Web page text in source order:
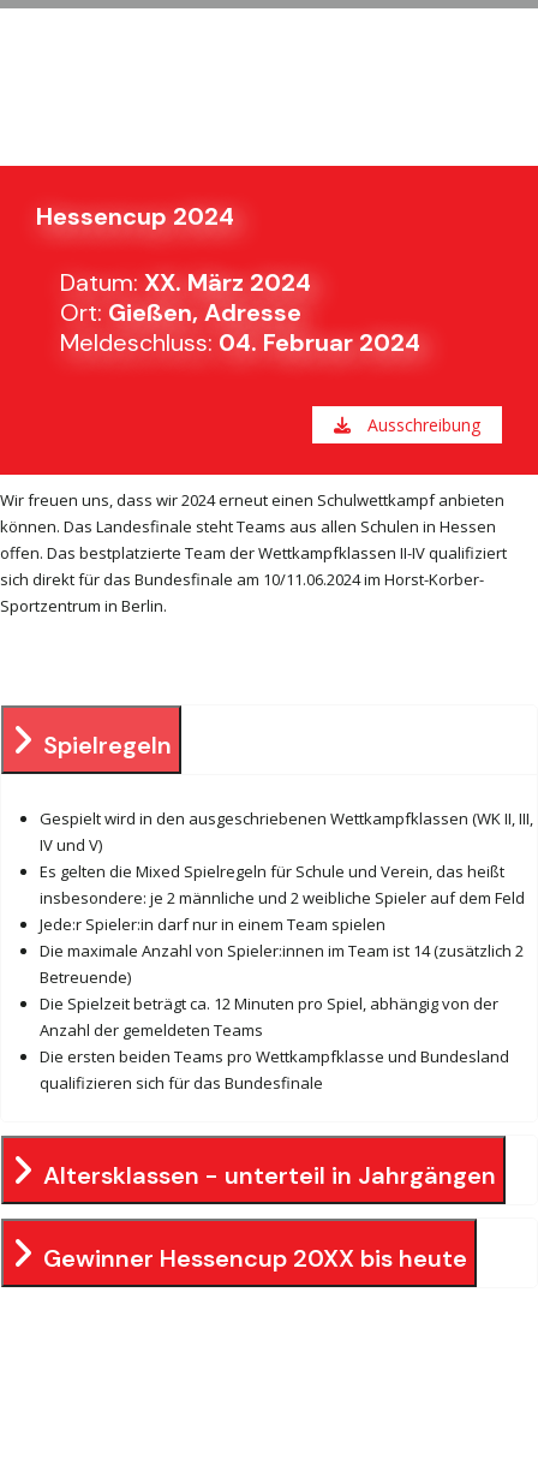
Hessencup 2024
Datum: XX. März 2024
Ort: Gießen, Adresse
Meldeschluss: 04. Februar 2024
Ausschreibung
Wir freuen uns, dass wir 2024 erneut einen Schulwettkampf anbieten
können. Das Landesfinale steht Teams aus allen Schulen in Hessen
offen. Das bestplatzierte Team der Wettkampfklassen II-IV qualifiziert
sich direkt für das Bundesfinale am 10/11.06.2024 im Horst-Korber-
Sportzentrum in Berlin.
Spielregeln
Gespielt wird in den ausgeschriebenen Wettkampfklassen (WK II, III,
IV und V)
Es gelten die Mixed Spielregeln für Schule und Verein, das heißt
insbesondere: je 2 männliche und 2 weibliche Spieler auf dem Feld
Jede:r Spieler:in darf nur in einem Team spielen
Die maximale Anzahl von Spieler:innen im Team ist 14 (zusätzlich 2
Betreuende)
Die Spielzeit beträgt ca. 12 Minuten pro Spiel, abhängig von der
Anzahl der gemeldeten Teams
Die ersten beiden Teams pro Wettkampfklasse und Bundesland
qualifizieren sich für das Bundesfinale
Altersklassen - unterteil in Jahrgängen
Gewinner Hessencup 20XX bis heute